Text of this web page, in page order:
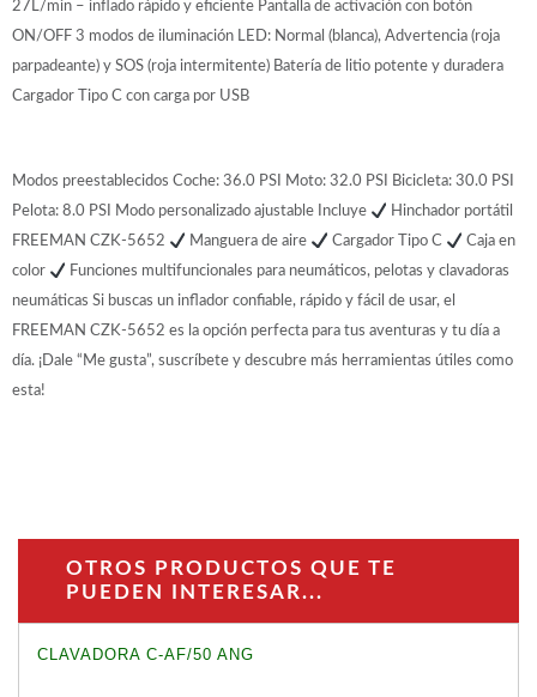
27L/min – inflado rápido y eficiente Pantalla de activación con botón
ON/OFF 3 modos de iluminación LED: Normal (blanca), Advertencia (roja
parpadeante) y SOS (roja intermitente) Batería de litio potente y duradera
Cargador Tipo C con carga por USB
Modos preestablecidos Coche: 36.0 PSI Moto: 32.0 PSI Bicicleta: 30.0 PSI
Pelota: 8.0 PSI Modo personalizado ajustable Incluye Hinchador portátil
FREEMAN CZK-5652 Manguera de aire Cargador Tipo C Caja en
color Funciones multifuncionales para neumáticos, pelotas y clavadoras
neumáticas Si buscas un inflador confiable, rápido y fácil de usar, el
FREEMAN CZK-5652 es la opción perfecta para tus aventuras y tu día a
día. ¡Dale “Me gusta”, suscríbete y descubre más herramientas útiles como
esta!
OTROS PRODUCTOS QUE TE
PUEDEN INTERESAR...
CLAVADORA C-AF/50 ANG